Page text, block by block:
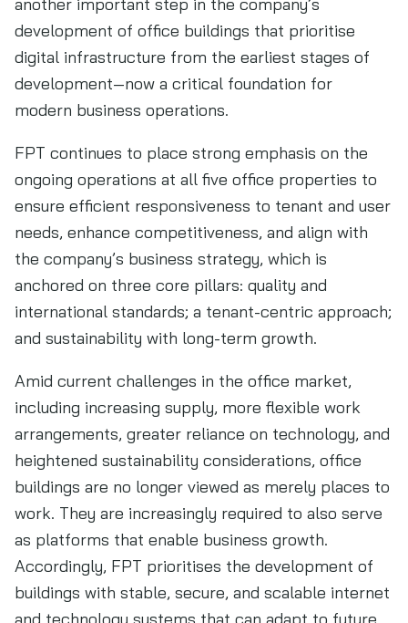
development of office buildings that prioritise
digital infrastructure from the earliest stages of
development—now a critical foundation for
modern business operations.
FPT continues to place strong emphasis on the
ongoing operations at all five office properties to
ensure efficient responsiveness to tenant and user
needs, enhance competitiveness, and align with
the company’s business strategy, which is
anchored on three core pillars: quality and
international standards; a tenant-centric approach;
and sustainability with long-term growth.
Amid current challenges in the office market,
including increasing supply, more flexible work
arrangements, greater reliance on technology, and
heightened sustainability considerations, office
buildings are no longer viewed as merely places to
work. They are increasingly required to also serve
as platforms that enable business growth.
Accordingly, FPT prioritises the development of
buildings with stable, secure, and scalable internet